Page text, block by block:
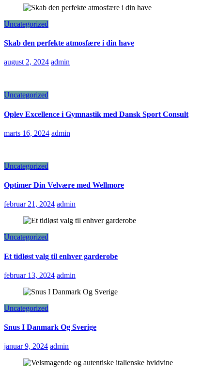
Uncategorized
Skab den perfekte atmosfære i din have
august 2, 2024 admin
Uncategorized
Oplev Excellence i Gymnastik med Dansk Sport Consult
marts 16, 2024 admin
Uncategorized
Optimer Din Velvære med Wellmore
februar 21, 2024 admin
Uncategorized
Et tidløst valg til enhver garderobe
februar 13, 2024 admin
Uncategorized
Snus I Danmark Og Sverige
januar 9, 2024 admin